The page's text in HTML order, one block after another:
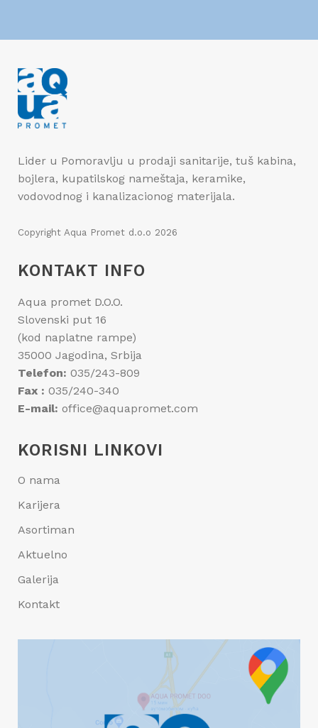
Lider u Pomoravlju u prodaji sanitarije, tuš kabina,
bojlera, kupatilskog nameštaja, keramike,
vodovodnog i kanalizacionog materijala.
Copyright Aqua Promet d.o.o 2026
KONTAKT INFO
Aqua promet D.O.O.
Slovenski put 16
(kod naplatne rampe)
35000 Jagodina, Srbija
Telefon: 035/243-809
Fax : 035/240-340
E-mail: office@aquapromet.com
KORISNI LINKOVI
O nama
Karijera
Asortiman
Aktuelno
Galerija
Kontakt